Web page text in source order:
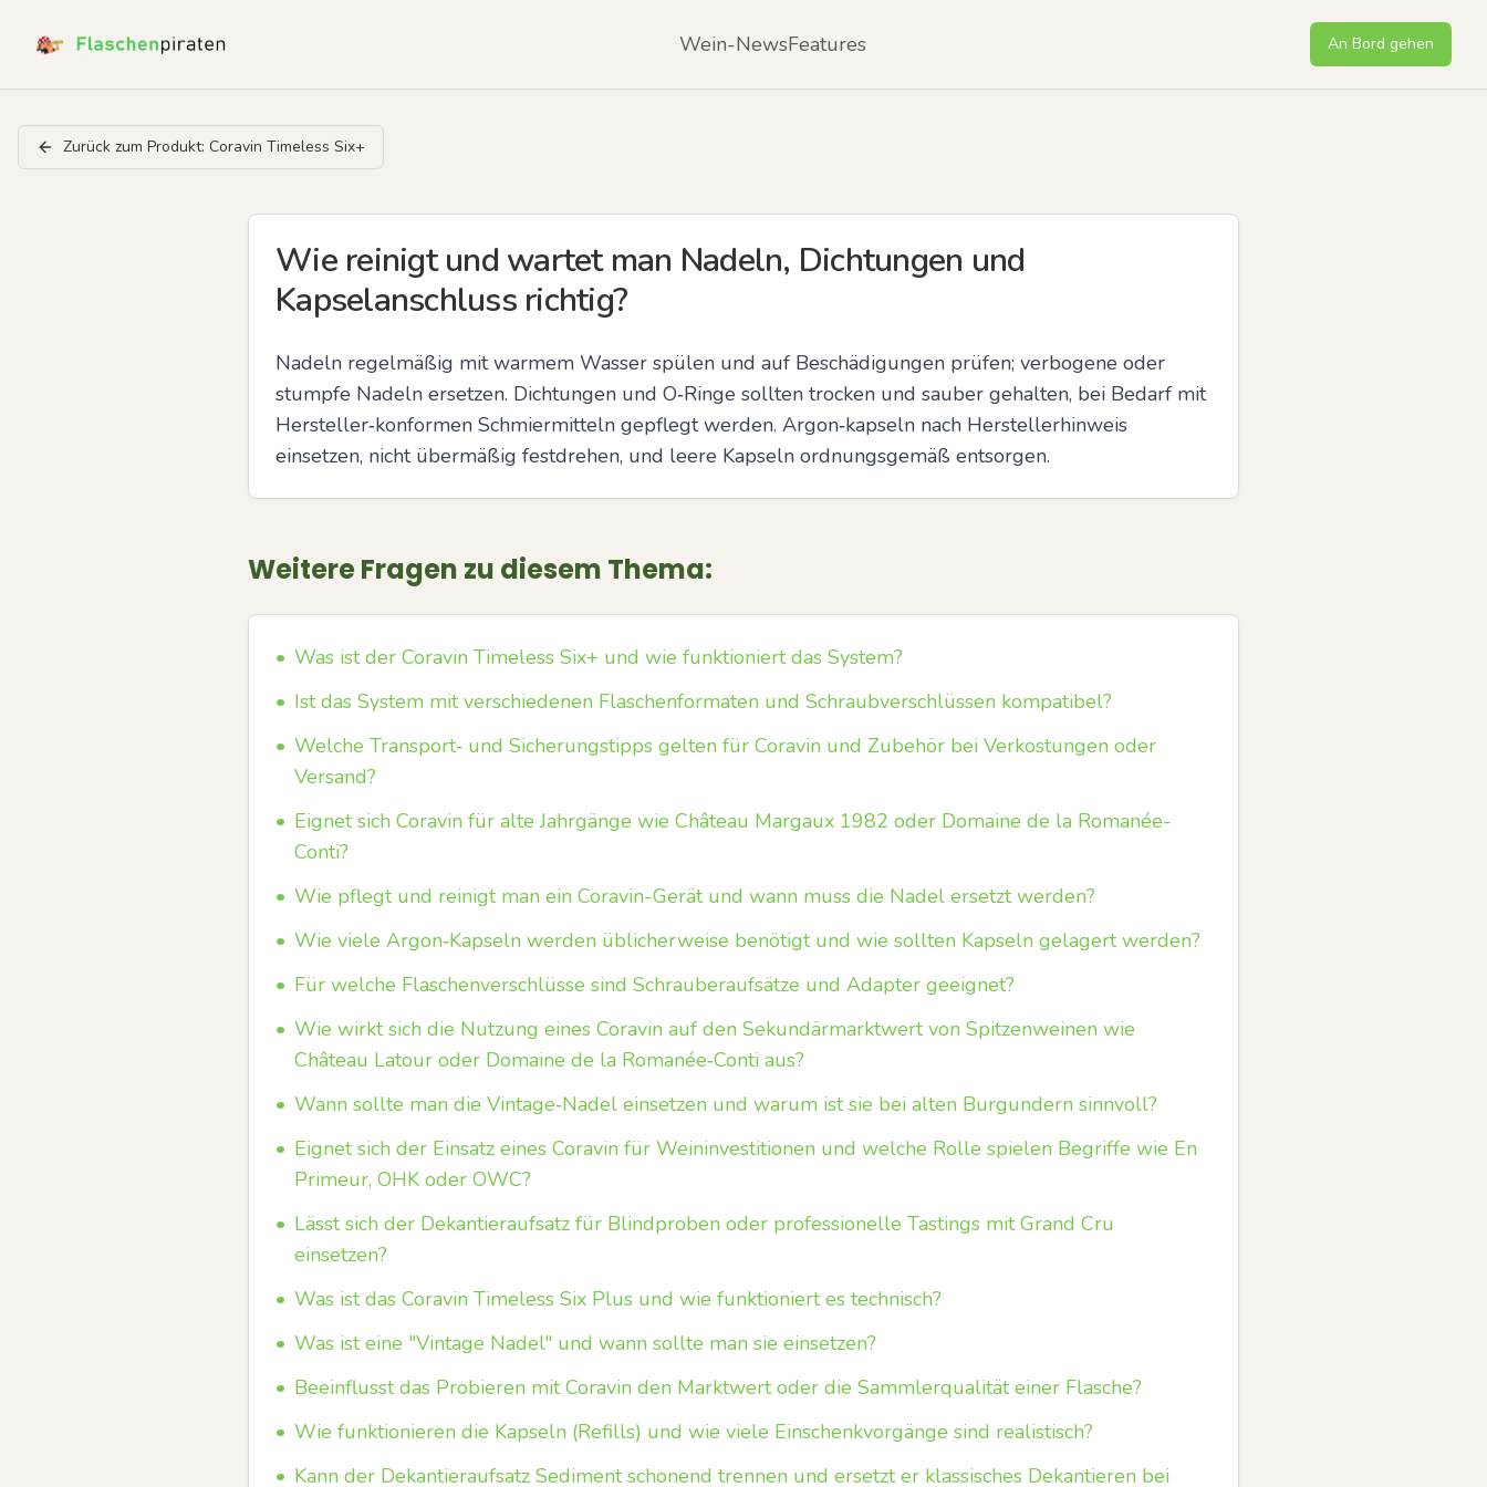
Wein-NewsFeatures An Bord gehen
Zurück zum Produkt: Coravin Timeless Six+
Wie reinigt und wartet man Nadeln, Dichtungen und
Kapselanschluss richtig?
Nadeln regelmäßig mit warmem Wasser spülen und auf Beschädigungen prüfen; verbogene oder
stumpfe Nadeln ersetzen. Dichtungen und O‑Ringe sollten trocken und sauber gehalten, bei Bedarf mit
Hersteller‑konformen Schmiermitteln gepflegt werden. Argon‑kapseln nach Herstellerhinweis
einsetzen, nicht übermäßig festdrehen, und leere Kapseln ordnungsgemäß entsorgen.
Weitere Fragen zu diesem Thema:
• Was ist der Coravin Timeless Six+ und wie funktioniert das System?
• Ist das System mit verschiedenen Flaschenformaten und Schraubverschlüssen kompatibel?
• Welche Transport‑ und Sicherungstipps gelten für Coravin und Zubehör bei Verkostungen oder
Versand?
• Eignet sich Coravin für alte Jahrgänge wie Château Margaux 1982 oder Domaine de la Romanée-
Conti?
• Wie pflegt und reinigt man ein Coravin-Gerät und wann muss die Nadel ersetzt werden?
• Wie viele Argon‑Kapseln werden üblicherweise benötigt und wie sollten Kapseln gelagert werden?
• Für welche Flaschenverschlüsse sind Schrauberaufsätze und Adapter geeignet?
• Wie wirkt sich die Nutzung eines Coravin auf den Sekundärmarktwert von Spitzenweinen wie
Château Latour oder Domaine de la Romanée‑Conti aus?
• Wann sollte man die Vintage‑Nadel einsetzen und warum ist sie bei alten Burgundern sinnvoll?
• Eignet sich der Einsatz eines Coravin für Weininvestitionen und welche Rolle spielen Begriffe wie En
Primeur, OHK oder OWC?
• Lässt sich der Dekantieraufsatz für Blindproben oder professionelle Tastings mit Grand Cru
einsetzen?
• Was ist das Coravin Timeless Six Plus und wie funktioniert es technisch?
• Was ist eine "Vintage Nadel" und wann sollte man sie einsetzen?
• Beeinflusst das Probieren mit Coravin den Marktwert oder die Sammlerqualität einer Flasche?
• Wie funktionieren die Kapseln (Refills) und wie viele Einschenkvorgänge sind realistisch?
• Kann der Dekantieraufsatz Sediment schonend trennen und ersetzt er klassisches Dekantieren bei